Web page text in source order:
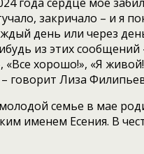
закричало – и я
день или через
из этих сообщений
«Все хорошо!», «Я
говорит Лиза
семье в мае
именем Есения. В